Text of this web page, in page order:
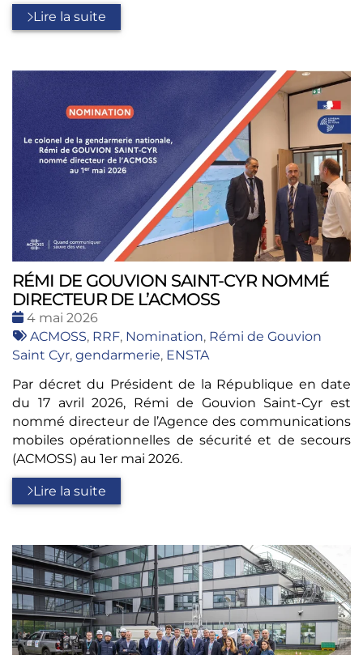
Lire la suite
RÉMI DE GOUVION SAINT-CYR NOMMÉ
DIRECTEUR DE L’ACMOSS
Date
:
4 mai 2026
Tags
:
ACMOSS, RRF, Nomination, Rémi de Gouvion
Saint Cyr, gendarmerie, ENSTA
Par décret du Président de la République en date
du 17 avril 2026, Rémi de Gouvion Saint-Cyr est
nommé directeur de l’Agence des communications
mobiles opérationnelles de sécurité et de secours
(ACMOSS) au 1er mai 2026.
Lire la suite